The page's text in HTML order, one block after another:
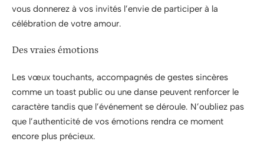
vous donnerez à vos invités l’envie de participer à la
célébration de votre amour.
Des vraies émotions
Les vœux touchants, accompagnés de gestes sincères
comme un toast public ou une danse peuvent renforcer le
caractère tandis que l’événement se déroule. N’oubliez pas
que l’authenticité de vos émotions rendra ce moment
encore plus précieux.